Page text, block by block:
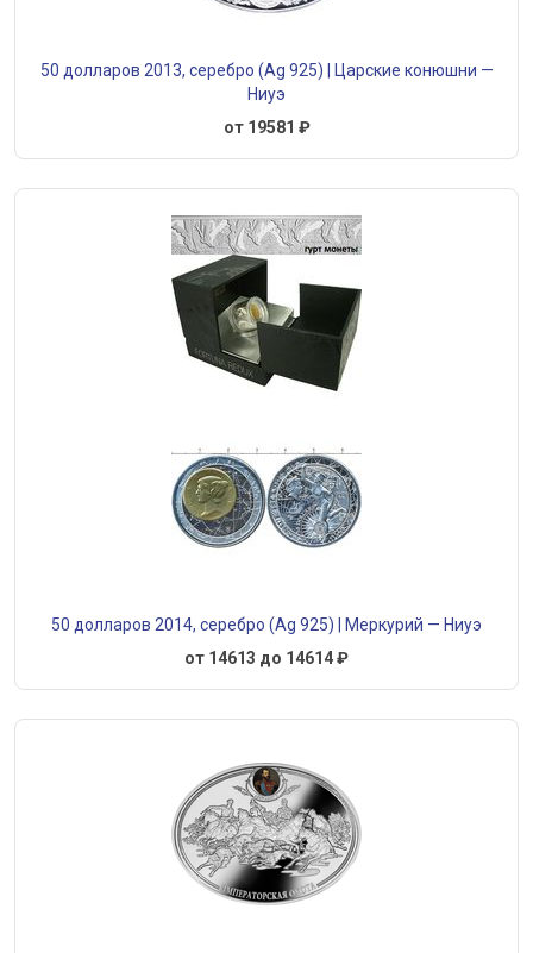
50 долларов 2013, серебро (Ag 925) | Царские конюшни —
Ниуэ
от 19581 ₽
50 долларов 2014, серебро (Ag 925) | Меркурий — Ниуэ
от 14613 до 14614 ₽